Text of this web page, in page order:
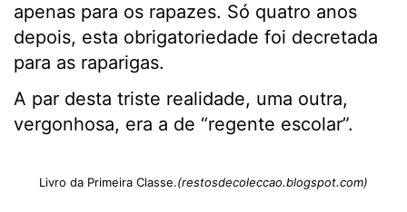
apenas para os rapazes. Só quatro anos
depois, esta obrigatoriedade foi decretada
para as raparigas.
A par desta triste realidade, uma outra,
vergonhosa, era a de “regente escolar”.
Livro da Primeira Classe.(restosdecoleccao.blogspot.com)